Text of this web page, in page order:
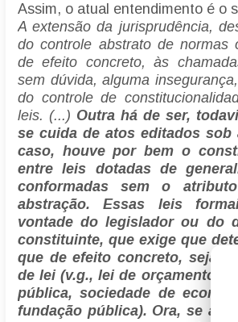
Assim, o atual entendimento é o
A extensão da jurisprudência,
do controle abstrato de normas
de efeito concreto, às
sem dúvida, alguma
do controle de
leis. (...) Outra há de ser,
se cuida de atos editados sob
caso, houve por bem o
entre leis dotadas de
conformadas sem o
abstração. Essas leis
vontade do legislador ou do
constituinte, que exige que
que de efeito concreto, sejam
de lei (v.g., lei de orçamento,
pública, sociedade de
fundação pública). Ora, se a